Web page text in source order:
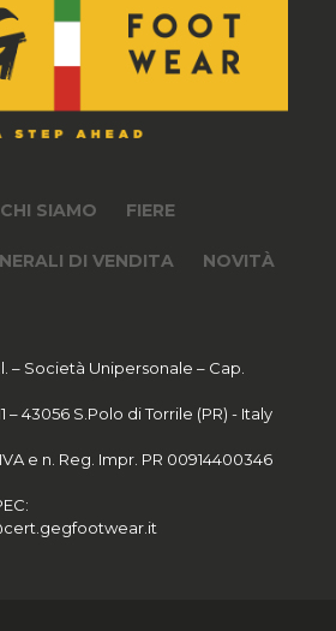
CHI SIAMO
FIERE
DI VENDITA
NOVITÀ
– Società Unipersonale – Cap.
– 43056 S.Polo di Torrile (PR) - Italy
e n. Reg. Impr. PR 00914400346